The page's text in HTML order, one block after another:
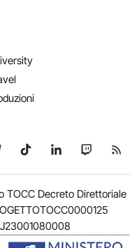
WhatsApp
su Telegram
Seguici su TikTok
Seguici su
Seguici
TOCC Decreto Direttoriale